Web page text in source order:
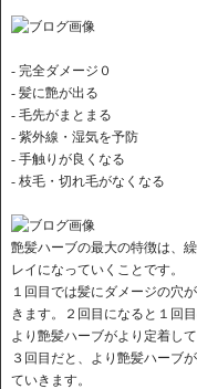
- 完全ダメージ０
- 髪に艶が出る
- 毛先がまとまる
- 紫外線・湿気を予防
- 手触りが良くなる
- 枝毛・切れ毛がなくなる
艶髪ハーブの最大の特徴は、
レイになっていくことです。
１回目では髪にダメージの穴
きます。２回目になると１回目
より艶髪ハーブがより定着して
３回目だと、より艶髪ハーブ
ていきます。